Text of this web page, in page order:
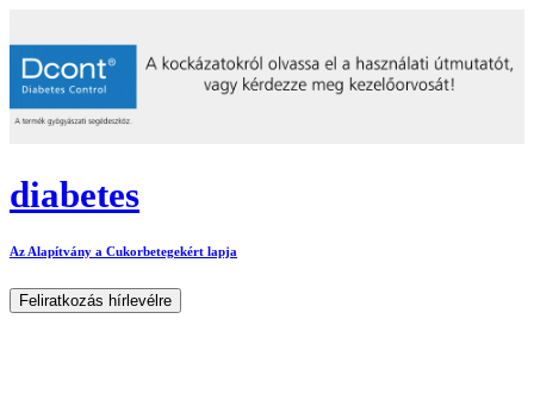
diabetes
Az Alapítvány a Cukorbetegekért lapja